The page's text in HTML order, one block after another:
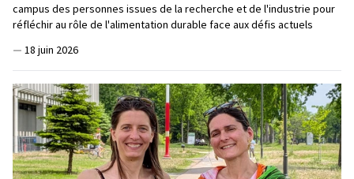
campus des personnes issues de la recherche et de l'industrie pour
réfléchir au rôle de l'alimentation durable face aux défis actuels
— 18 juin 2026